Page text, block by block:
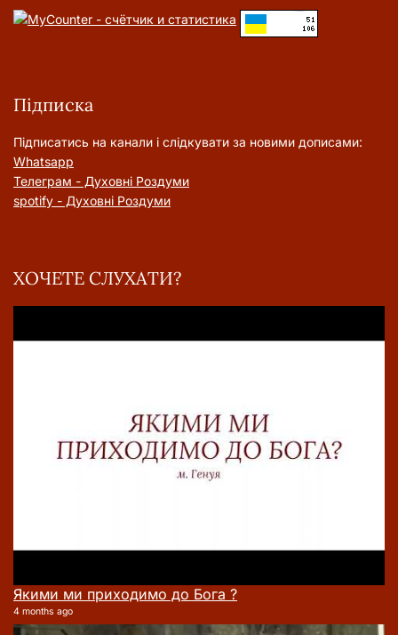
Підписка
Підписатись на канали і слідкувати за новими дописами:
Whatsapp
Телеграм - Духовні Роздуми
spotify - Духовні Роздуми
ХОЧЕТЕ СЛУХАТИ?
Якими ми приходимо до Бога ?
4 months ago